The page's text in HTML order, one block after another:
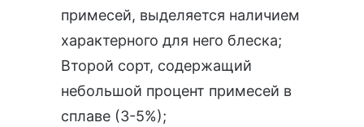
примесей, выделяется наличием
характерного для него блеска;
Второй сорт, содержащий
небольшой процент примесей в
сплаве (3-5%);